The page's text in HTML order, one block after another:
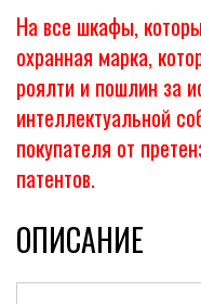
На все шкафы,
охранная марка,
роялти и пошлин за
интеллектуальной
покупателя от
патентов.
ОПИСАНИЕ